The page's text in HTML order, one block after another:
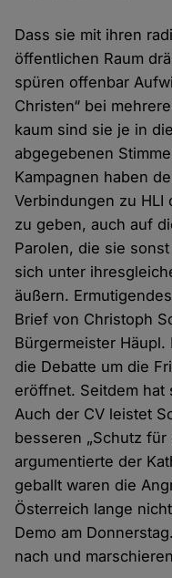
Dass sie mit ihren
öffentlichen Raum
spüren offenbar
Christen“ bei
kaum sind sie je in
abgegebenen
Kampagnen haben
Verbindungen zu
zu geben, auch auf
Parolen, die sie
sich unter
äußern.
Brief von Christoph
Bürgermeister Häupl.
die Debatte um die
eröffnet. Seitdem hat
Auch der CV leistet
besseren „Schutz für
argumentierte der
geballt waren die
Österreich lange
Demo am
nach und